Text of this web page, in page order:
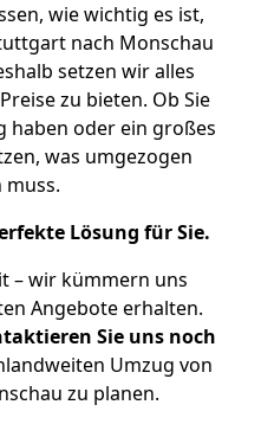
wie wichtig es ist,
nach Monschau
setzen wir alles
zu bieten. Ob Sie
haben oder ein großes
was umgezogen
muss.
Lösung für Sie.
– wir kümmern uns
Angebote erhalten.
Sie uns noch
Umzug von
zu planen.